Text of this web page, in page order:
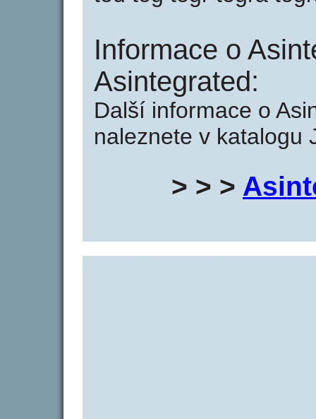
Informace o
Asintegrated:
Další informace o
naleznete v katalogu
> > >